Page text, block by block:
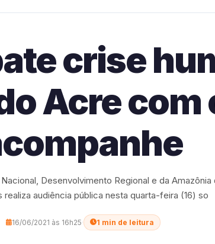
crise
Acre com
Desenvolvimento Regional e da Amazônia
realiza audiência pública nesta quarta-feira (16) so
16/06/2021 às 16h25· 1 min de leitura